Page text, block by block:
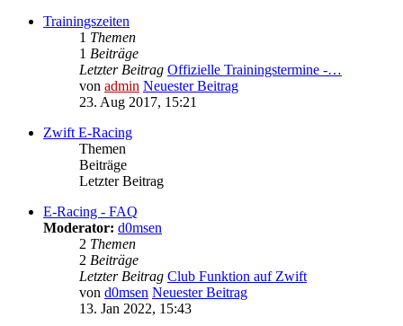
Trainingszeiten
1 Themen
1 Beiträge
Letzter Beitrag Offizielle Trainingstermine -…
von admin Neuester Beitrag
23. Aug 2017, 15:21
Zwift E-Racing
Themen
Beiträge
Letzter Beitrag
E-Racing - FAQ
Moderator: d0msen
2 Themen
2 Beiträge
Letzter Beitrag Club Funktion auf Zwift
von d0msen Neuester Beitrag
13. Jan 2022, 15:43